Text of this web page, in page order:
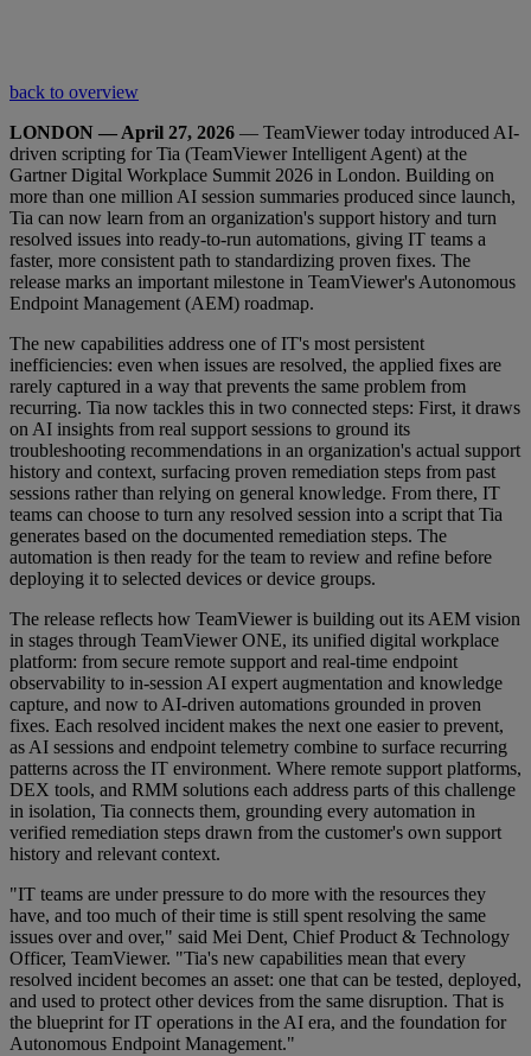
back to overview
LONDON — April 27, 2026 — TeamViewer today introduced AI-
driven scripting for Tia (TeamViewer Intelligent Agent) at the
Gartner Digital Workplace Summit 2026 in London. Building on
more than one million AI session summaries produced since launch,
Tia can now learn from an organization's support history and turn
resolved issues into ready-to-run automations, giving IT teams a
faster, more consistent path to standardizing proven fixes. The
release marks an important milestone in TeamViewer's Autonomous
Endpoint Management (AEM) roadmap.
The new capabilities address one of IT's most persistent
inefficiencies: even when issues are resolved, the applied fixes are
rarely captured in a way that prevents the same problem from
recurring. Tia now tackles this in two connected steps: First, it draws
on AI insights from real support sessions to ground its
troubleshooting recommendations in an organization's actual support
history and context, surfacing proven remediation steps from past
sessions rather than relying on general knowledge. From there, IT
teams can choose to turn any resolved session into a script that Tia
generates based on the documented remediation steps. The
automation is then ready for the team to review and refine before
deploying it to selected devices or device groups.
The release reflects how TeamViewer is building out its AEM vision
in stages through TeamViewer ONE, its unified digital workplace
platform: from secure remote support and real-time endpoint
observability to in-session AI expert augmentation and knowledge
capture, and now to AI-driven automations grounded in proven
fixes. Each resolved incident makes the next one easier to prevent,
as AI sessions and endpoint telemetry combine to surface recurring
patterns across the IT environment. Where remote support platforms,
DEX tools, and RMM solutions each address parts of this challenge
in isolation, Tia connects them, grounding every automation in
verified remediation steps drawn from the customer's own support
history and relevant context.
"IT teams are under pressure to do more with the resources they
have, and too much of their time is still spent resolving the same
issues over and over," said Mei Dent, Chief Product & Technology
Officer, TeamViewer. "Tia's new capabilities mean that every
resolved incident becomes an asset: one that can be tested, deployed,
and used to protect other devices from the same disruption. That is
the blueprint for IT operations in the AI era, and the foundation for
Autonomous Endpoint Management."